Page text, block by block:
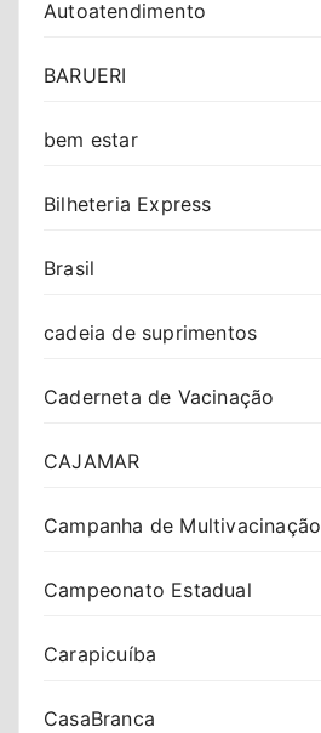
Autoatendimento
BARUERI
bem estar
Bilheteria Express
Brasil
cadeia de suprimentos
Caderneta de Vacinação
CAJAMAR
Campanha de Multivacinação
Campeonato Estadual
Carapicuíba
CasaBranca